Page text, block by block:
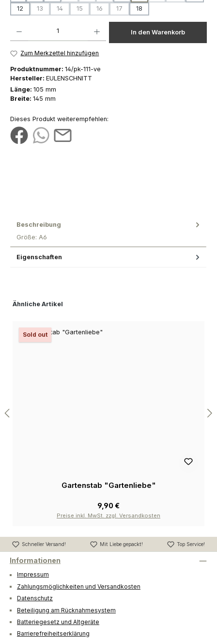
12
13
(Diese Option ist zurzeit nicht verfügbar.)
14
(Diese Option ist zurzeit nicht verfügbar.)
15
(Diese Option ist zurzeit nicht verfügbar.)
16
(Diese Option ist zurzeit nicht verfügbar.)
17
(Diese Option ist zurzeit nicht
18
In den Warenkorb
Zum Merkzettel hinzufügen
Produktnummer: 14/pk-111-ve
Hersteller: EULENSCHNITT
Länge: 105 mm
Breite: 145 mm
Dieses Produkt weiterempfehlen:
Beschreibung
Größe: A6
Eigenschaften
Produktgalerie überspringen
Ähnliche Artikel
Sold out
Gartenstab "Gartenliebe"
9,90 €
Preise inkl. MwSt. zzgl. Versandkosten
Schneller Versand! Mit Liebe gepackt! Top Service!
Informationen
Impressum
Zahlungsmöglichkeiten und Versandkosten
Datenschutz
Beteiligung am Rücknahmesystem
Batteriegesetz und Altgeräte
Barrierefreiheitserklärung